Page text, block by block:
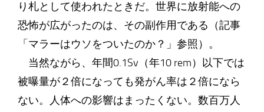
り札として使われたときだ。世界に放射能への
恐怖が広がったのは、その副作用である（記事
「マラーはウソをついたのか？」参照）。
当然ながら、年間0.1Sv（年10 rem）以下では
被曝量が２倍になっても発がん率は２倍になら
ない。人体への影響はまったくない。数百万人